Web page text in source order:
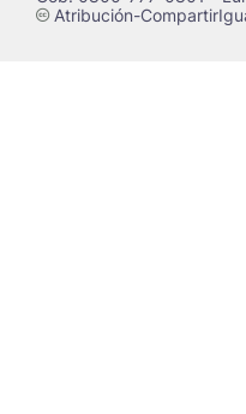
cAtribución-